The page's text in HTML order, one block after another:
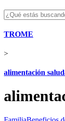
TROME
>
alimentación